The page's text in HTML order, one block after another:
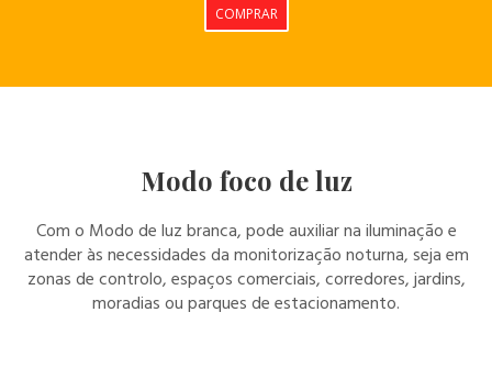
COMPRAR
Modo foco de luz
Com o Modo de luz branca, pode auxiliar na iluminação e
atender às necessidades da monitorização noturna, seja em
zonas de controlo, espaços comerciais, corredores, jardins,
moradias ou parques de estacionamento.